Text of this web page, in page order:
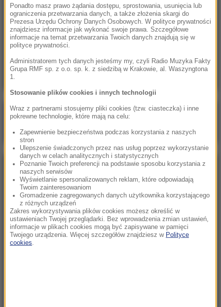
uczelniach. Nawet 96 kandydatów na jedno
miejsce
11:48
Leszczyna ma przeprosić posła PiS. Poszło o
„parasol ochronny”
Poranna rozmowa w RMF FM
Gościem Zbigniew Bogucki
NAJPOPULARNIEJSZE
Niedziela, 2 sierpnia 2026 (16:32)
Gdzie żyje się najlepiej? Oto raj dla emigrantów
Sobota, 1 sierpnia 2026 (15:39)
Sumy opanowały jezioro Garda. Włosi przygotowali
Ponadto masz prawo żądania dostępu, sprostowania, usunięcia lub
ograniczenia przetwarzania danych, a także złożenia skargi do
Prezesa Urzędu Ochrony Danych Osobowych. W polityce prywatności
znajdziesz informacje jak wykonać swoje prawa. Szczegółowe
informacje na temat przetwarzania Twoich danych znajdują się w
polityce prywatności.
Administratorem tych danych jesteśmy my, czyli Radio Muzyka Fakty
Grupa RMF sp. z o.o. sp. k. z siedzibą w Krakowie, al. Waszyngtona
1.
Stosowanie plików cookies i innych technologii
Wraz z partnerami stosujemy pliki cookies (tzw. ciasteczka) i inne
pokrewne technologie, które mają na celu:
Zapewnienie bezpieczeństwa podczas korzystania z naszych
stron
Ulepszenie świadczonych przez nas usług poprzez wykorzystanie
danych w celach analitycznych i statystycznych
Poznanie Twoich preferencji na podstawie sposobu korzystania z
naszych serwisów
Wyświetlanie spersonalizowanych reklam, które odpowiadają
Twoim zainteresowaniom
Gromadzenie zagregowanych danych użytkownika korzystającego
z różnych urządzeń
Zakres wykorzystywania plików cookies możesz określić w
ustawieniach Twojej przeglądarki. Bez wprowadzenia zmian ustawień,
informacje w plikach cookies mogą być zapisywane w pamięci
Twojego urządzenia. Więcej szczegółów znajdziesz w Polityce
cookies